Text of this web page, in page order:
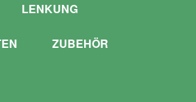
LENKUNG
ZUBEHÖR